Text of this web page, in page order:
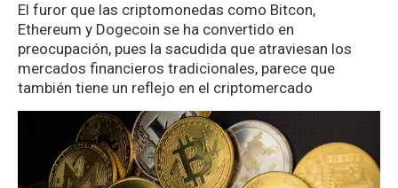
El furor que las criptomonedas como Bitcon,
Ethereum y Dogecoin se ha convertido en
preocupación, pues la sacudida que atraviesan los
mercados financieros tradicionales, parece que
también tiene un reflejo en el criptomercado